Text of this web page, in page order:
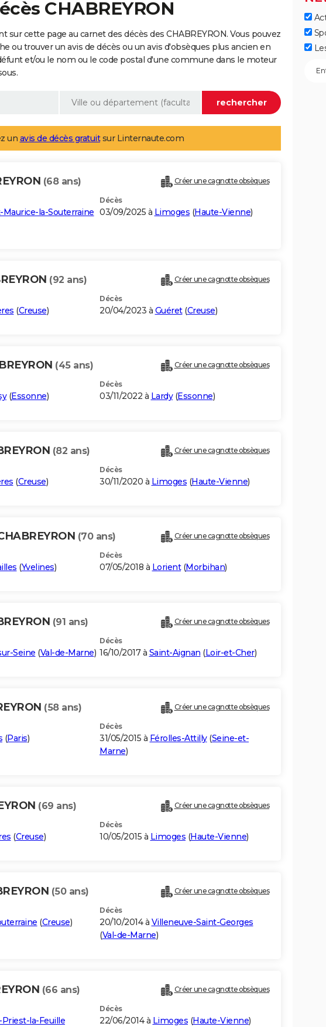
CHABREYRON
sur cette page au carnet des décès des CHABREYRON. Vous pouvez
ou trouver un avis de décès ou un avis d'obsèques plus ancien en
et/ou le nom ou le code postal d'une commune dans le moteur
un avis de décès gratuitsur Linternaute.com
(68 ans) Créer une cagnotte obsèques
Maurice-la-Souterraine
Décès
03/09/2025 à Limoges (Haute-Vienne)
(92 ans) Créer une cagnotte obsèques
(Creuse)
Décès
20/04/2023 à Guéret(Creuse)
(45 ans) Créer une cagnotte obsèques
(Essonne)
Décès
03/11/2022 à Lardy(Essonne)
(82 ans) Créer une cagnotte obsèques
(Creuse)
Décès
30/11/2020 à Limoges (Haute-Vienne)
(70 ans) Créer une cagnotte obsèques
(Yvelines)
Décès
07/05/2018 à Lorient(Morbihan)
(91 ans) Créer une cagnotte obsèques
Seine (Val-de-Marne)
Décès
16/10/2017 à Saint-Aignan (Loir-et-Cher)
(58 ans) Créer une cagnotte obsèques
(Paris)
Décès
31/05/2015 à Férolles-Attilly(Seine-et-
Marne)
(69 ans) Créer une cagnotte obsèques
(Creuse)
Décès
10/05/2015 à Limoges (Haute-Vienne)
(50 ans) Créer une cagnotte obsèques
(Creuse)
Décès
20/10/2014 à Villeneuve-Saint-Georges
(Val-de-Marne)
(66 ans) Créer une cagnotte obsèques
Priest-la-Feuille
Décès
22/06/2014 à Limoges (Haute-Vienne)